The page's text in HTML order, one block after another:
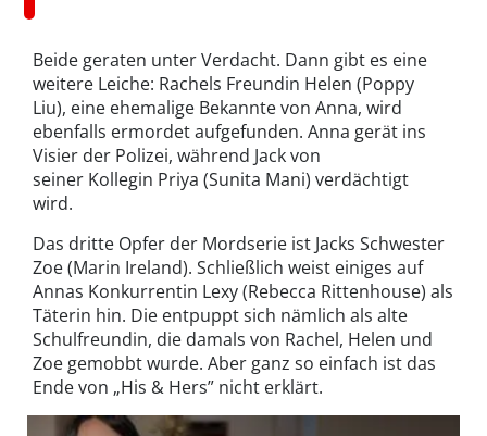
Beide geraten unter Verdacht. Dann gibt es eine
weitere Leiche: Rachels Freundin Helen (Poppy
Liu), eine ehemalige Bekannte von Anna, wird
ebenfalls ermordet aufgefunden. Anna gerät ins
Visier der Polizei, während Jack von
seiner Kollegin Priya (Sunita Mani) verdächtigt
wird.
Das dritte Opfer der Mordserie ist Jacks Schwester
Zoe (Marin Ireland). Schließlich weist einiges auf
Annas Konkurrentin Lexy (Rebecca Rittenhouse) als
Täterin hin. Die entpuppt sich nämlich als alte
Schulfreundin, die damals von Rachel, Helen und
Zoe gemobbt wurde. Aber ganz so einfach ist das
Ende von „His & Hers” nicht erklärt.